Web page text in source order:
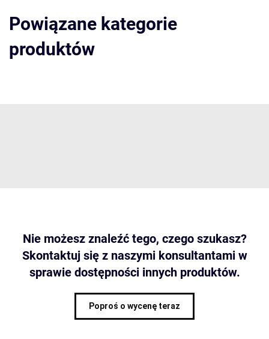
Powiązane kategorie
produktów
Nie możesz znaleźć tego, czego szukasz?
Skontaktuj się z naszymi konsultantami w
sprawie dostępności innych produktów.
Poproś o wycenę teraz